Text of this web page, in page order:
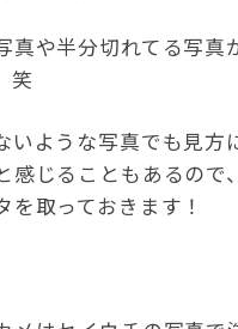
真や半分切れてる写真
笑
いような写真でも見方
感じることもあるので
を取っておきます！